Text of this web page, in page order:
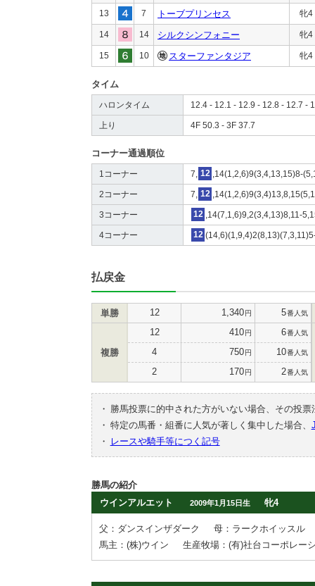
13 7 トーブプリンセス 牝4
14 14 シルクシンフォニー 牝4
15 10 スターファンタジア 牝4
タイム
ハロンタイム 12.4 - 12.1 - 12.9 - 12.8 - 12.7 -
上り 4F 50.3 - 3F 37.7
コーナー通過順位
1コーナー 7, 12 ,14(1,2,6)9(3,4,13,15)8-
2コーナー 7, 12
3コーナー 12 ,14(7,1,6)9,2(3,4,13)8,11-
4コーナー 12
払戻金
単勝 12 1,340円 5番人気
複勝
12 410円 6番人気
4 750円 10番人気
2 170円 2番人気
・
勝馬投票に的中された方がいない場合、その投
・ 特定の馬番・組番に人気が著しく集中した場合、
・
レースや騎手等につく記号
勝馬の紹介
ウインアルエット
2009年1月15日生 牝4
父：ダンスインザダーク
母：ラークホイッスル
馬主：(株)ウイン
生産牧場：(有)社台コーポレー